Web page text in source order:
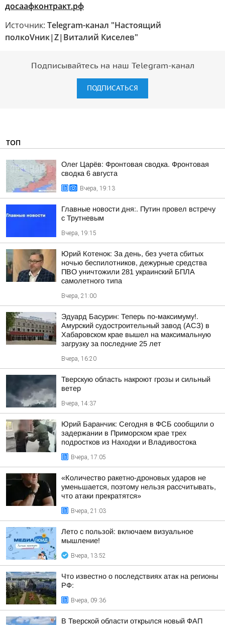
досаафконтракт.рф
Источник: Telegram-канал "Настоящий
полкоVник|Z|Виталий Киселев"
Подписывайтесь на наш Telegram-канал
ПОДПИСАТЬСЯ
ТОП
Олег Царёв: Фронтовая сводка. Фронтовая
сводка 6 августа
Вчера, 19:13
Главные новости дня:. Путин провел встречу
с Трутневым
Вчера, 19:15
Юрий Котенок: За день, без учета сбитых
ночью беспилотников, дежурные средства
ПВО уничтожили 281 украинский БПЛА
самолетного типа
Вчера, 21:00
Эдуард Басурин: Теперь по-максимуму!.
Амурский судостроительный завод (АСЗ) в
Хабаровском крае вышел на максимальную
загрузку за последние 25 лет
Вчера, 16:20
Тверскую область накроют грозы и сильный
ветер
Вчера, 14:37
Юрий Баранчик: Сегодня в ФСБ сообщили о
задержании в Приморском крае трех
подростков из Находки и Владивостока
Вчера, 17:05
«Количество ракетно-дроновых ударов не
уменьшается, поэтому нельзя рассчитывать,
что атаки прекратятся»
Вчера, 21:03
Лето с пользой: включаем визуальное
мышление!
Вчера, 13:52
Что известно о последствиях атак на регионы
РФ:
Вчера, 09:36
В Тверской области открылся новый ФАП